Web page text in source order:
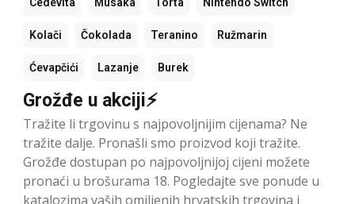
Kolači Čokolada Teranino Ružmarin
Ćevapčići Lazanje Burek
Grožđe u akciji⚡
Tražite li trgovinu s najpovoljnijim cijenama? Ne
tražite dalje. Pronašli smo proizvod koji tražite.
Grožđe dostupan po najpovoljnijoj cijeni možete
pronaći u brošurama 18. Pogledajte sve ponude u
katalozima vaših omiljenih hrvatskih trgovina i